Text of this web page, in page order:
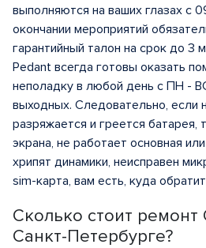
Сколько стоит ремонт
Санкт-Петербурге?
выполняются на ваших глазах с
окончании мероприятий
гарантийный талон на срок до 3
Pedant всегда готовы оказать
неполадку в любой день с ПН -
выходных. Следовательно, если
разряжается и греется батарея,
экрана, не работает основная
хрипят динамики, неисправен
sim-карта, вам есть, куда